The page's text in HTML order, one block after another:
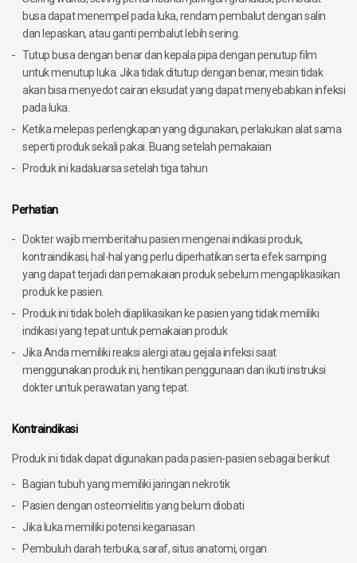
busa dapat menempel pada luka, rendam pembalut dengan salin
dan lepaskan, atau ganti pembalut lebih sering.
Tutup busa dengan benar dan kepala pipa dengan penutup film
untuk menutup luka. Jika tidak ditutup dengan benar, mesin tidak
akan bisa menyedot cairan eksudat yang dapat menyebabkan infeksi
pada luka.
Ketika melepas perlengkapan yang digunakan, perlakukan alat sama
seperti produk sekali pakai. Buang setelah pemakaian
Produk ini kadaluarsa setelah tiga tahun
Perhatian
Dokter wajib memberitahu pasien mengenai indikasi produk,
kontraindikasi, hal-hal yang perlu diperhatikan serta efek samping
yang dapat terjadi dari pemakaian produk sebelum mengaplikasikan
produk ke pasien.
Produk ini tidak boleh diaplikasikan ke pasien yang tidak memiliki
indikasi yang tepat untuk pemakaian produk
Jika Anda memiliki reaksi alergi atau gejala infeksi saat
menggunakan produk ini, hentikan penggunaan dan ikuti instruksi
dokter untuk perawatan yang tepat.
Kontraindikasi
Produk ini tidak dapat digunakan pada pasien-pasien sebagai berikut
Bagian tubuh yang memiliki jaringan nekrotik
Pasien dengan osteomielitis yang belum diobati
Jika luka memiliki potensi keganasan
Pembuluh darah terbuka, saraf, situs anatomi, organ